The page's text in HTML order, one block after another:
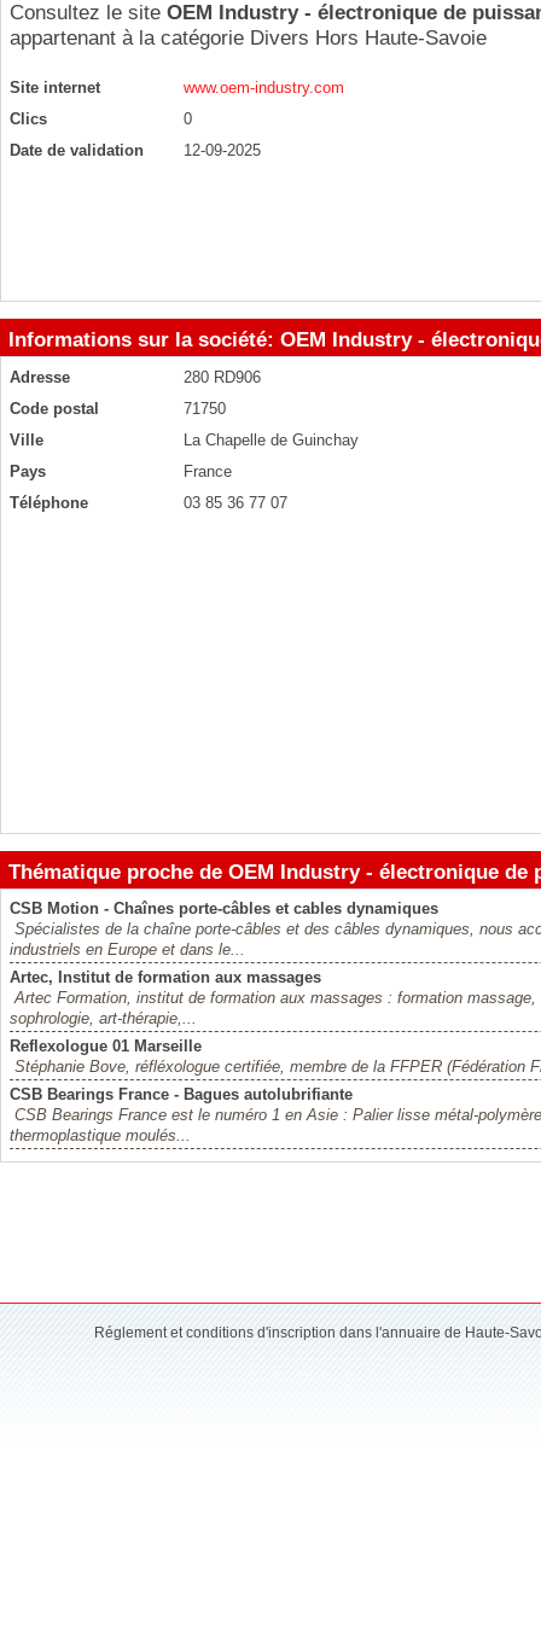
Consultez le site OEM Industry - électronique de
appartenant à la catégorie Divers Hors Haute-Savoie
Site internet
www.oem-industry.com
Clics
0
Date de validation
12-09-2025
Informations sur la société: OEM Industry -
Adresse
280 RD906
Code postal
71750
Ville
La Chapelle de Guinchay
Pays
France
Téléphone
03 85 36 77 07
Thématique proche de OEM Industry - électronique de
CSB Motion - Chaînes porte-câbles et cables dynamiques
Spécialistes de la chaîne porte-câbles et des câbles dynamiques, nous
industriels en Europe et dans le...
Artec, Institut de formation aux massages
Artec Formation, institut de formation aux massages : formation
sophrologie, art-thérapie,...
Reflexologue 01 Marseille
Stéphanie Bove, réfléxologue certifiée, membre de la FFPER (Fédération
CSB Bearings France - Bagues autolubrifiante
CSB Bearings France est le numéro 1 en Asie : Palier lisse métal-
thermoplastique moulés...
Réglement et conditions d'inscription dans l'annuaire de Haute-